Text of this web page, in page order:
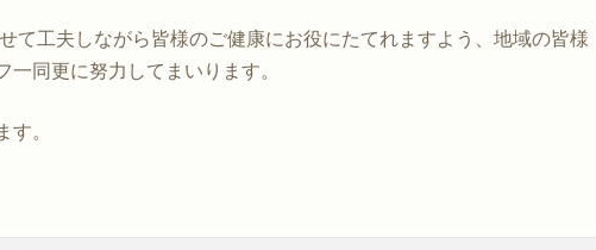
て工夫しながら皆様のご健康にお役にたてれますよう、地域の皆様
同更に努力してまいります。
す。